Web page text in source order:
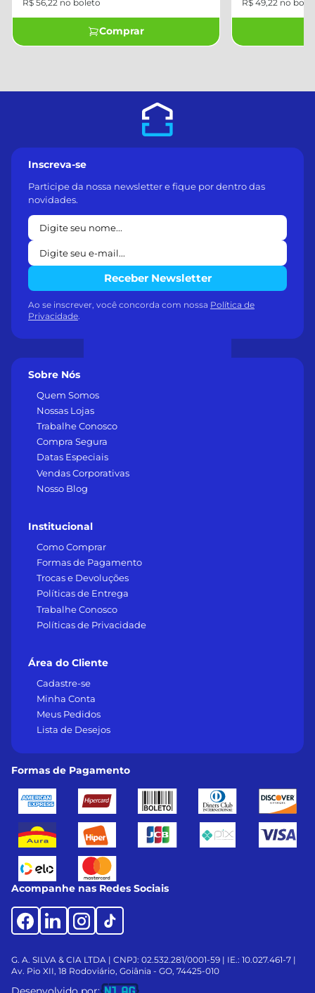
R$ 56,22 no boleto
Comprar
R$ 49,22 no
Sobre Nós
Quem Somos
Nossas Lojas
Trabalhe Conosco
Compra Segura
Datas Especiais
Vendas Corporativas
Nosso Blog
Institucional
Como Comprar
Formas de Pagamento
Trocas e Devoluções
Políticas de Entrega
Trabalhe Conosco
Políticas de Privacidade
Área do Cliente
Cadastre-se
Minha Conta
Meus Pedidos
Lista de Desejos
Inscreva-se
Participe da nossa newsletter e fique por dentro das
novidades.
Receber Newsletter
Ao se inscrever, você concorda com nossa Política de
Privacidade
Formas de Pagamento
Acompanhe nas Redes Sociais
G. A. SILVA & CIA LTDA | CNPJ: 02.532.281/0001-59 | IE.: 10.027.461-7 |
Av. Pio XII, 18 Rodoviário, Goiânia - GO, 74425-010